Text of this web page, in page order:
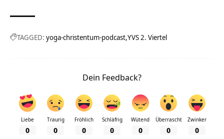
TAGGED: yoga-christentum-podcast YVS 2. Viertel
Dein Feedback?
Liebe
0
Traurig
0
Fröhlich
0
Schläfrig
0
Wütend
0
Überrascht
0
Zwinker
0